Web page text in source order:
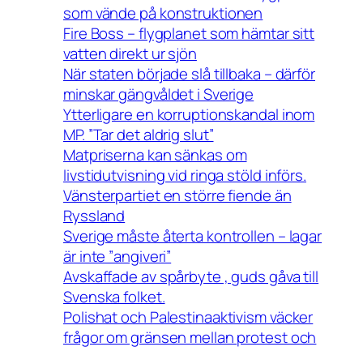
som vände på konstruktionen
Fire Boss – flygplanet som hämtar sitt
vatten direkt ur sjön
När staten började slå tillbaka – därför
minskar gängvåldet i Sverige
Ytterligare en korruptionskandal inom
MP. ”Tar det aldrig slut”
Matpriserna kan sänkas om
livstidutvisning vid ringa stöld införs.
Vänsterpartiet en större fiende än
Ryssland
Sverige måste återta kontrollen – lagar
är inte ”angiveri”
Avskaffade av spårbyte , guds gåva till
Svenska folket.
Polishat och Palestinaaktivism väcker
frågor om gränsen mellan protest och